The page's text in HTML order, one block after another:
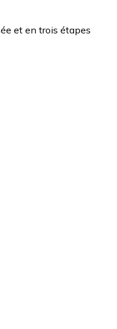
et en trois étapes